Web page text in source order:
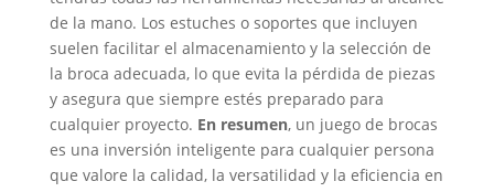
de la mano. Los estuches o soportes que incluyen
suelen facilitar el almacenamiento y la selección de
la broca adecuada, lo que evita la pérdida de piezas
y asegura que siempre estés preparado para
cualquier proyecto. En resumen, un juego de brocas
es una inversión inteligente para cualquier persona
que valore la calidad, la versatilidad y la eficiencia en